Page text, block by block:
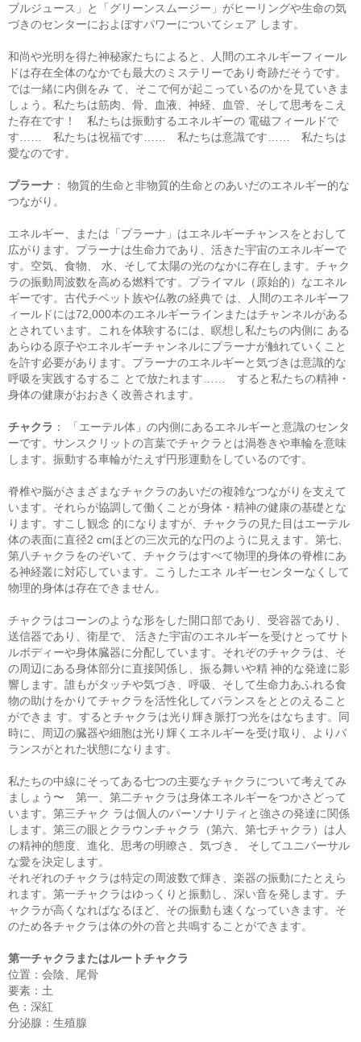
ブルジュース」と「グリーンスムージー」がヒーリングや生命の気
づきのセンターにおよぼすパワーについてシェア します。
和尚や光明を得た神秘家たちによると、人間のエネルギーフィール
ドは存在全体のなかでも最大のミステリーであり奇跡だそうです。
では一緒に内側をみ て、そこで何が起こっているのかを見ていきま
しょう。私たちは筋肉、骨、血液、神経、血管、そして思考をこえ
た存在です！ 私たちは振動するエネルギーの 電磁フィールドで
す…… 私たちは祝福です…… 私たちは意識です…… 私たちは
愛なのです。
プラーナ ： 物質的生命と非物質的生命とのあいだのエネルギー的な
つながり。
エネルギー、または「プラーナ」はエネルギーチャンスをとおして
広がります。プラーナは生命力であり、活きた宇宙のエネルギーで
す。空気、食物、 水、そして太陽の光のなかに存在します。チャク
ラの振動周波数を高める燃料です。プライマル（原始的）なエネル
ギーです。古代チベット族や仏教の経典で は、人間のエネルギーフ
ィールドには72,000本のエネルギーラインまたはチャンネルがある
とされています。これを体験するには、瞑想し私たちの内側に ある
あらゆる原子やエネルギーチャンネルにプラーナが触れていくこと
を許す必要があります。プラーナのエネルギーと気づきは意識的な
呼吸を実践するするこ とで放たれます…… すると私たちの精神・
身体の健康がおおきく改善されます。
チャクラ ： 「エーテル体」の内側にあるエネルギーと意識のセンタ
ーです。サンスクリットの言葉でチャクラとは渦巻きや車輪を意味
します。振動する車輪がたえず円形運動をしているのです。
脊椎や脳がさまざまなチャクラのあいだの複雑なつながりを支えて
います。それらが協調して働くことが身体・精神の健康の基礎とな
ります。すこし観念 的になりますが、チャクラの見た目はエーテル
体の表面に直径2 cmほどの三次元的な円のように見えます。第七、
第八チャクラをのぞいて、チャクラはすべて物理的身体の脊椎にあ
る神経叢に対応しています。こうしたエネ ルギーセンターなくして
物理的身体は存在できません。
チャクラはコーンのような形をした開口部であり、受容器であり、
送信器であり、衛星で、 活きた宇宙のエネルギーを受けとってサト
ルボディーや身体臓器に分配しています。それぞのチャクラは、そ
の周辺にある身体部分に直接関係し、振る舞いや精 神的な発達に影
響します。誰もがタッチや気づき、呼吸、そして生命力あふれる食
物の助けをかりてチャクラを活性化してバランスをととのえること
ができま す。するとチャクラは光り輝き脈打つ光をはなちます。同
時に、周辺の臓器や細胞は光り輝くエネルギーを受け取り、よりバ
ランスがとれた状態になります。
私たちの中線にそってある七つの主要なチャクラについて考えてみ
ましょう〜 第一、第二チャクラは身体エネルギーをつかさどって
います。第三チャク ラは個人のパーソナリティと強さの発達に関係
します。第三の眼とクラウンチャクラ（第六、第七チャクラ）は人
の精神的態度、進化、思考の明瞭さ、気づき、 そしてユニバーサル
な愛を決定します。
それぞれのチャクラは特定の周波数で輝き、楽器の振動にたとえら
れます。第一チャクラはゆっくりと振動し、深い音を発します。チ
ャクラが高くなればなるほど、その振動も速くなっていきます。そ
のため各チャクラは体の外の音と共鳴することができます。
第一チャクラまたはルートチャクラ
位置：会陰、尾骨
要素：土
色：深紅
分泌腺：生殖腺